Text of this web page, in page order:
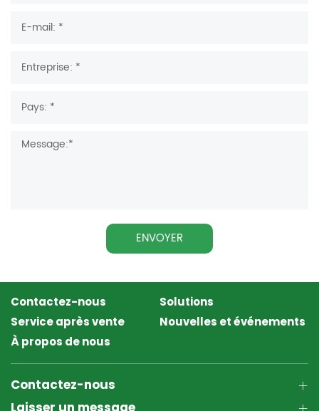
ENVOYER
Contactez-nous
Solutions
Service après vente
Nouvelles et événements
À propos de nous
Contactez-nous